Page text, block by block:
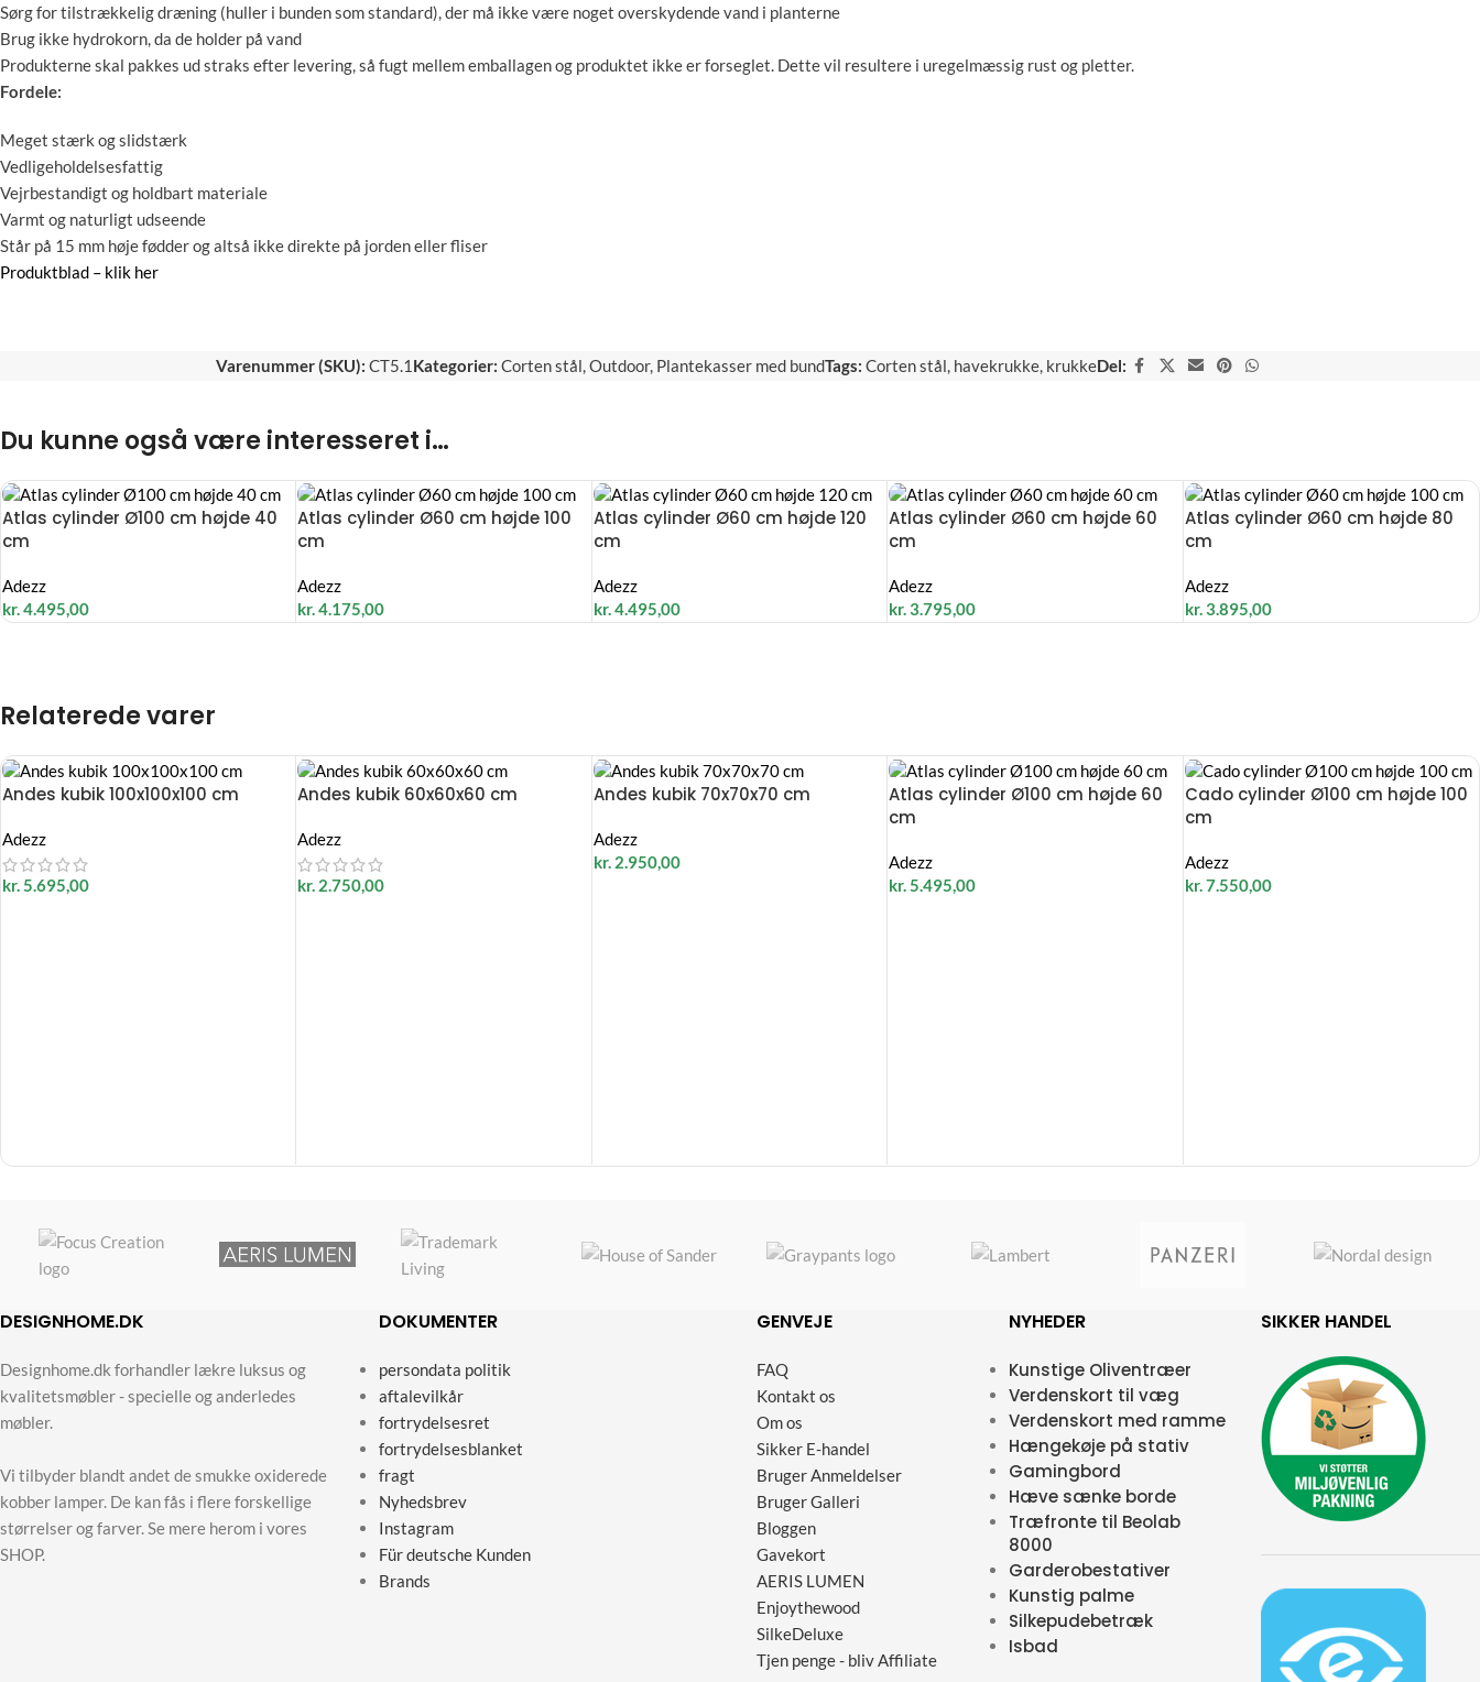
Sørg for tilstrækkelig dræning (huller i bunden som standard), der må ikke være noget overskydende vand i planterne
Brug ikke hydrokorn, da de holder på vand
Produkterne skal pakkes ud straks efter levering, så fugt mellem emballagen og produktet ikke er forseglet. Dette vil resultere i uregelmæssig rust og pletter.
Fordele:
Meget stærk og slidstærk
Vedligeholdelsesfattig
Vejrbestandigt og holdbart materiale
Varmt og naturligt udseende
Står på 15 mm høje fødder og altså ikke direkte på jorden eller fliser
Produktblad – klik her
Varenummer (SKU): CT5.1 Kategorier: Corten stål,Outdoor, Plantekasser med bundTags: Corten stål, havekrukke, krukkeDel:
Du kunne også være interesseret i…
Atlas cylinder Ø100 cm højde 40
cm
Adezz
kr.4.495,00
Atlas cylinder Ø60 cm højde 100
cm
Adezz
kr.4.175,00
Atlas cylinder Ø60 cm højde 120
cm
Adezz
kr.4.495,00
Atlas cylinder Ø60 cm højde 60
cm
Adezz
kr.3.795,00
Atlas cylinder Ø60 cm højde 80
cm
Adezz
kr.3.895,00
Relaterede varer
Andes kubik 100x100x100 cm
Adezz
kr.5.695,00
Andes kubik 60x60x60 cm
Adezz
kr. 2.750,00
Andes kubik 70x70x70 cm
Adezz
kr.2.950,00
Atlas cylinder Ø100 cm højde 60
cm
Adezz
kr.5.495,00
Cado cylinder Ø100 cm højde 100
cm
Adezz
kr.7.550,00
DESIGNHOME.DK
Designhome.dk forhandler lækre luksus og
kvalitetsmøbler - specielle og anderledes
møbler.
Vi tilbyder blandt andet de smukke oxiderede
kobber lamper. De kan fås i flere forskellige
størrelser og farver. Se mere herom i vores
SHOP.
DOKUMENTER
persondata politik
aftalevilkår
fortrydelsesret
fortrydelsesblanket
fragt
Nyhedsbrev
Instagram
Für deutsche Kunden
Brands
GENVEJE
FAQ
Kontakt os
Om os
Sikker E-handel
Bruger Anmeldelser
Bruger Galleri
Bloggen
Gavekort
AERIS LUMEN
Enjoythewood
SilkeDeluxe
Tjen penge - bliv Affiliate
NYHEDER
Kunstige Oliventræer
Verdenskort til væg
Verdenskort med ramme
Hængekøje på stativ
Gamingbord
Hæve sænke borde
Træfronte til Beolab
8000
Garderobestativer
Kunstig palme
Silkepudebetræk
Isbad
SIKKER HANDEL